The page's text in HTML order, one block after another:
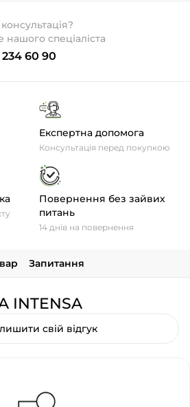
нашого спеціаліста
60 90
Експертна допомога
Консультація перед покупкою
Повернення без зайвих
питань
14 днів на повернення
Запитання
INTENSA
свій відгук